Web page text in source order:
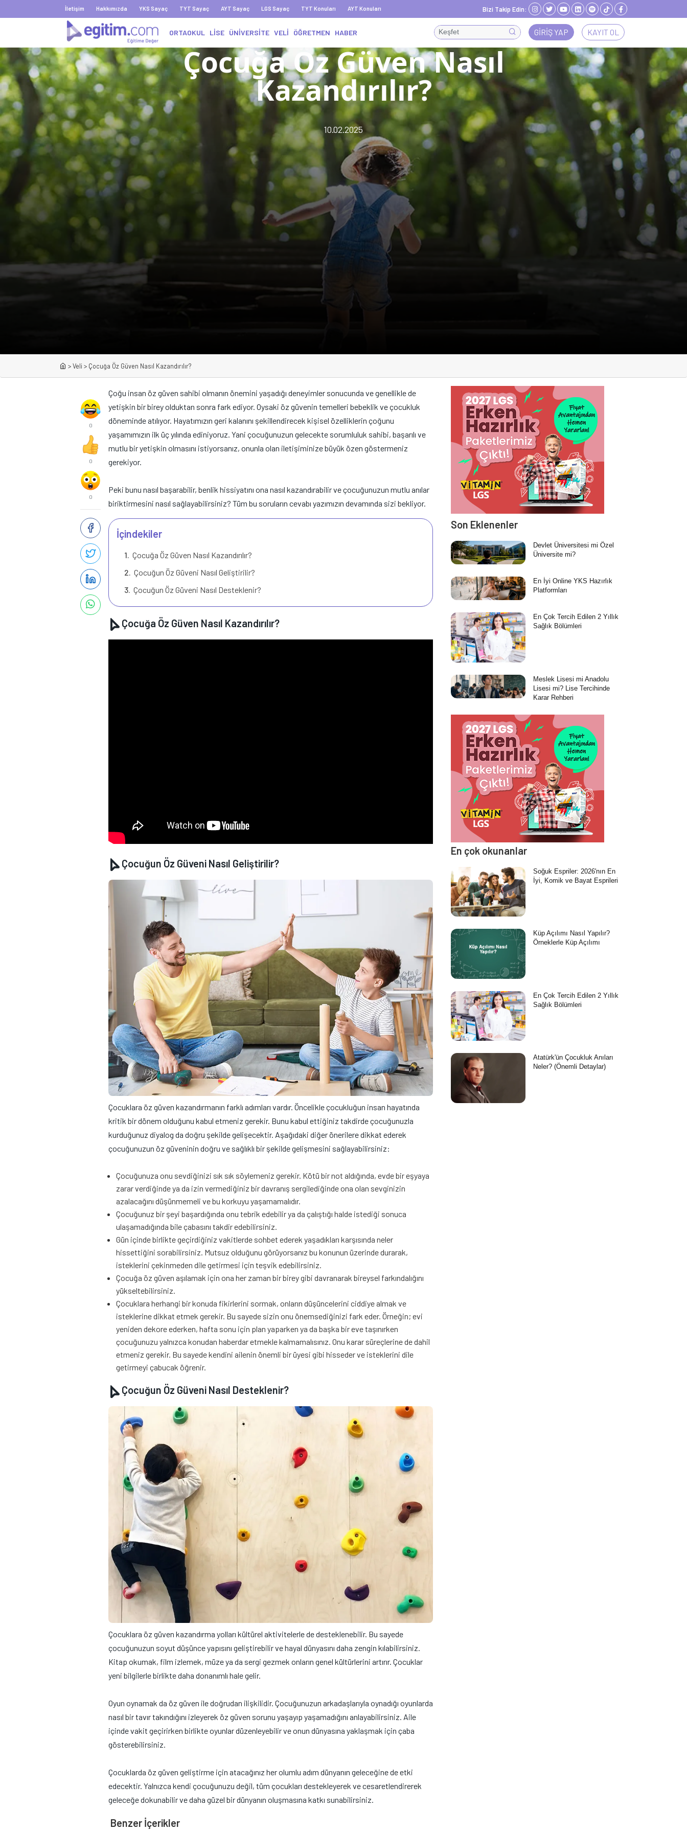
İletişim Hakkımızda YKS Sayaç TYT Sayaç AYT Sayaç LGS Sayaç TYT Konuları AYT Konuları Bizi Takip Edin:
GIRIŞ YAP KAYIT OL
ORTAOKUL LİSE ÜNİVERSİTE VELİ ÖĞRETMEN HABER
Çocuğa Öz Güven Nasıl
Kazandırılır?
10.02.2025
>Veli > Çocuğa Öz Güven Nasıl Kazandırılır?
0
0
0
Çoğu insan öz güven sahibi olmanın önemini yaşadığı deneyimler sonucunda ve genellikle de
yetişkin bir birey olduktan sonra fark ediyor. Oysaki öz güvenin temelleri bebeklik ve çocukluk
döneminde atılıyor. Hayatımızın geri kalanını şekillendirecek kişisel özelliklerin çoğunu
yaşamımızın ilk üç yılında ediniyoruz. Yani çocuğunuzun gelecekte sorumluluk sahibi, başarılı ve
mutlu bir yetişkin olmasını istiyorsanız, onunla olan iletişiminize büyük özen göstermeniz
gerekiyor.
Peki bunu nasıl başarabilir, benlik hissiyatını ona nasıl kazandırabilir ve çocuğunuzun mutlu anılar
biriktirmesini nasıl sağlayabilirsiniz? Tüm bu soruların cevabı yazımızın devamında sizi bekliyor.
İçindekiler
Çocuğa Öz Güven Nasıl Kazandırılır?
Çocuğun Öz Güveni Nasıl Geliştirilir?
Çocuğun Öz Güveni Nasıl Desteklenir?
Çocuğa Öz Güven Nasıl Kazandırılır?
Çocuğun Öz Güveni Nasıl Geliştirilir?
Çocuklara öz güven kazandırmanın farklı adımları vardır. Öncelikle çocukluğun insan hayatında
kritik bir dönem olduğunu kabul etmeniz gerekir. Bunu kabul ettiğiniz takdirde çocuğunuzla
kurduğunuz diyalog da doğru şekilde gelişecektir. Aşağıdaki diğer önerilere dikkat ederek
çocuğunuzun öz güveninin doğru ve sağlıklı bir şekilde gelişmesini sağlayabilirsiniz:
Çocuğunuza onu sevdiğinizi sık sık söylemeniz gerekir. Kötü bir not aldığında, evde bir eşyaya
zarar verdiğinde ya da izin vermediğiniz bir davranış sergilediğinde ona olan sevginizin
azalacağını düşünmemeli ve bu korkuyu yaşamamalıdır.
Çocuğunuz bir şeyi başardığında onu tebrik edebilir ya da çalıştığı halde istediği sonuca
ulaşamadığında bile çabasını takdir edebilirsiniz.
Gün içinde birlikte geçirdiğiniz vakitlerde sohbet ederek yaşadıkları karşısında neler
hissettiğini sorabilirsiniz. Mutsuz olduğunu görüyorsanız bu konunun üzerinde durarak,
isteklerini çekinmeden dile getirmesi için teşvik edebilirsiniz.
Çocuğa öz güven aşılamak için ona her zaman bir birey gibi davranarak bireysel farkındalığını
yükseltebilirsiniz.
Çocuklara herhangi bir konuda fikirlerini sormak, onların düşüncelerini ciddiye almak ve
isteklerine dikkat etmek gerekir. Bu sayede sizin onu önemsediğinizi fark eder. Örneğin; evi
yeniden dekore ederken, hafta sonu için plan yaparken ya da başka bir eve taşınırken
çocuğunuzu yalnızca konudan haberdar etmekle kalmamalısınız. Onu karar süreçlerine de dahil
etmeniz gerekir. Bu sayede kendini ailenin önemli bir üyesi gibi hisseder ve isteklerini dile
getirmeyi çabucak öğrenir.
Çocuğun Öz Güveni Nasıl Desteklenir?
Çocuklara öz güven kazandırma yolları kültürel aktivitelerle de desteklenebilir. Bu sayede
çocuğunuzun soyut düşünce yapısını geliştirebilir ve hayal dünyasını daha zengin kılabilirsiniz.
Kitap okumak, film izlemek, müze ya da sergi gezmek onların genel kültürlerini artırır. Çocuklar
yeni bilgilerle birlikte daha donanımlı hale gelir.
Oyun oynamak da öz güven ile doğrudan ilişkilidir. Çocuğunuzun arkadaşlarıyla oynadığı oyunlarda
nasıl bir tavır takındığını izleyerek öz güven sorunu yaşayıp yaşamadığını anlayabilirsiniz. Aile
içinde vakit geçirirken birlikte oyunlar düzenleyebilir ve onun dünyasına yaklaşmak için çaba
gösterebilirsiniz.
Çocuklarda öz güven geliştirme için atacağınız her olumlu adım dünyanın geleceğine de etki
edecektir. Yalnızca kendi çocuğunuzu değil, tüm çocukları destekleyerek ve cesaretlendirerek
geleceğe dokunabilir ve daha güzel bir dünyanın oluşmasına katkı sunabilirsiniz.
Benzer İçerikler
Son Eklenenler
Devlet Üniversitesi mi Özel
Üniversite mi?
En İyi Online YKS Hazırlık
Platformları
En Çok Tercih Edilen 2 Yıllık
Sağlık Bölümleri
Meslek Lisesi mi Anadolu
Lisesi mi? Lise Tercihinde
Karar Rehberi
En çok okunanlar
Soğuk Espriler: 2026'nın En
İyi, Komik ve Bayat Esprileri
Küp Açılımı Nasıl Yapılır?
Örneklerle Küp Açılımı
En Çok Tercih Edilen 2 Yıllık
Sağlık Bölümleri
Atatürk'ün Çocukluk Anıları
Neler? (Önemli Detaylar)